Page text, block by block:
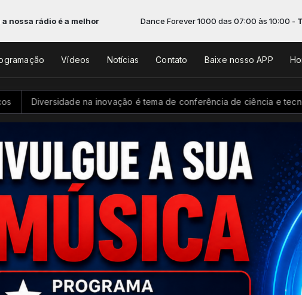
é a melhor Dance Forever 1000 das 07:00 às 10:00 -Tocando
Vídeos Notícias Contato Baixe nosso APP
na inovação é tema de conferência de ciência e tecnologia